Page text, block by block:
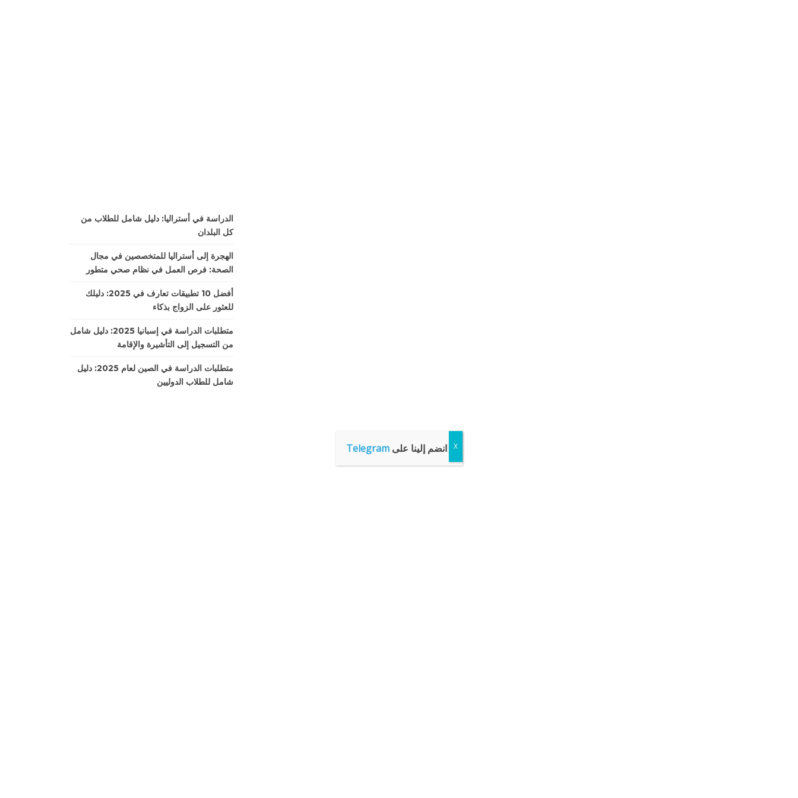
الدراسة في أستراليا: دليل شامل للطلاب من
كل البلدان
الهجرة إلى أستراليا للمتخصصين في مجال
الصحة: فرص العمل في نظام صحي متطور
أفضل 10 تطبيقات تعارف في 2025: دليلك
للعثور على الزواج بذكاء
متطلبات الدراسة في إسبانيا 2025: دليل شامل
من التسجيل إلى التأشيرة والإقامة
متطلبات الدراسة في الصين لعام 2025: دليل
شامل للطلاب الدوليين
انضم إلينا على Telegram